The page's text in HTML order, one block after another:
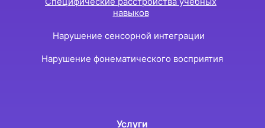
Услуги
навыков
Нарушение сенсорной интеграции
Нарушение фонематического восприятия